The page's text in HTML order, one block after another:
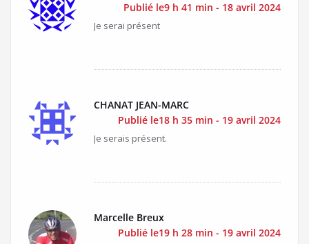
Publié le9 h 41 min - 18 avril 2024
Je serai présent
CHANAT JEAN-MARC
Publié le18 h 35 min - 19 avril 2024
Je serais présent.
Marcelle Breux
Publié le19 h 28 min - 19 avril 2024